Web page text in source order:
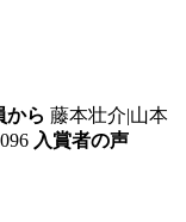
から 藤本壮介|山本
入賞者の声